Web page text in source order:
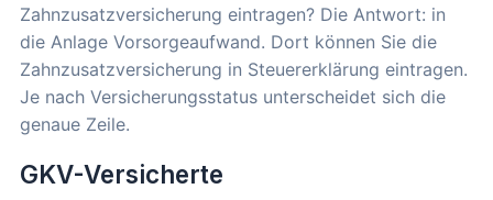
Zahnzusatzversicherung eintragen? Die Antwort: in
die Anlage Vorsorgeaufwand. Dort können Sie die
Zahnzusatzversicherung in Steuererklärung eintragen.
Je nach Versicherungsstatus unterscheidet sich die
genaue Zeile.
GKV-Versicherte